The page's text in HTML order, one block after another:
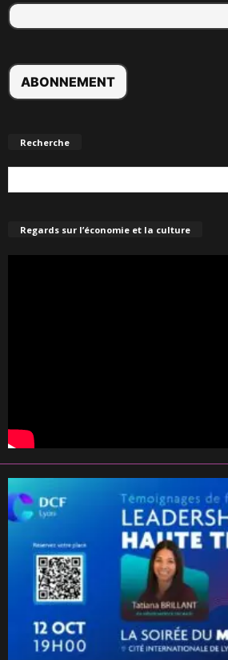
Recherche
Regards sur l’économie et la culture